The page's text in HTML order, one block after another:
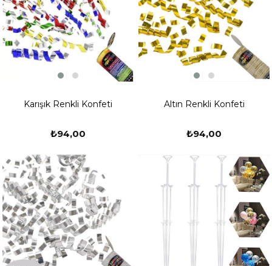
Karışık Renkli Konfeti
₺94,00
Altın Renkli Konfeti
₺94,00